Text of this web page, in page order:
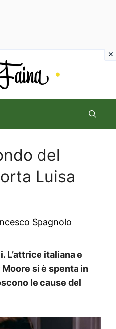
del
Luisa
Spagnolo
L’attrice italiana e
si è spenta in
le cause del